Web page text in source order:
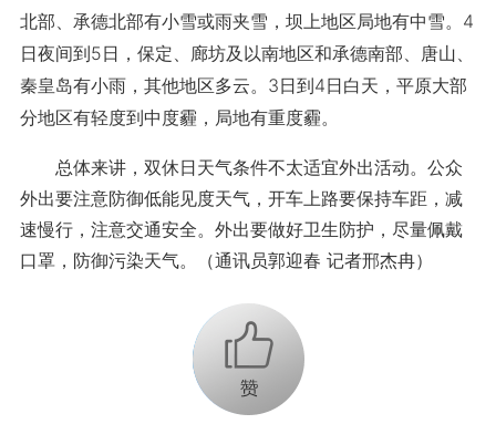
北部、承德北部有小雪或雨夹雪，坝上地区局地有中雪。4
日夜间到5日，保定、廊坊及以南地区和承德南部、唐山、
秦皇岛有小雨，其他地区多云。3日到4日白天，平原大部
分地区有轻度到中度霾，局地有重度霾。
总体来讲，双休日天气条件不太适宜外出活动。公众
外出要注意防御低能见度天气，开车上路要保持车距，减
速慢行，注意交通安全。外出要做好卫生防护，尽量佩戴
口罩，防御污染天气。（通讯员郭迎春 记者邢杰冉）
+1